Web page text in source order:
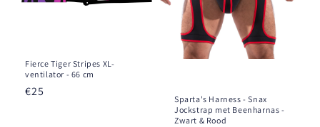
Fierce Tiger Stripes XL-
ventilator - 66 cm
Prix
€25
Sparta's Harness - Snax
Jockstrap met Beenharnas -
Zwart & Rood